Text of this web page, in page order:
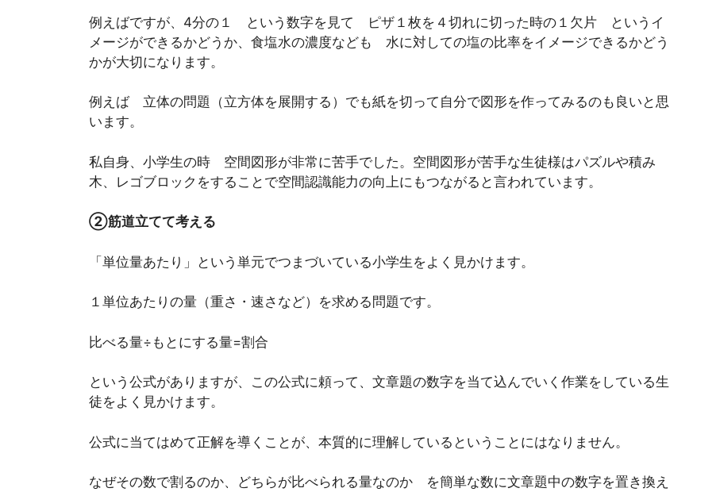
例えばですが、4分の１ という数字を見て ピザ１枚を４切れに切った時の１欠片 というイ
メージができるかどうか、食塩水の濃度なども 水に対しての塩の比率をイメージできるかどう
かが大切になります。
例えば 立体の問題（立方体を展開する）でも紙を切って自分で図形を作ってみるのも良いと思
います。
私自身、小学生の時 空間図形が非常に苦手でした。空間図形が苦手な生徒様はパズルや積み
木、レゴブロックをすることで空間認識能力の向上にもつながると言われています。
②筋道立てて考える
「単位量あたり」という単元でつまづいている小学生をよく見かけます。
１単位あたりの量（重さ・速さなど）を求める問題です。
比べる量÷もとにする量=割合
という公式がありますが、この公式に頼って、文章題の数字を当て込んでいく作業をしている生
徒をよく見かけます。
公式に当てはめて正解を導くことが、本質的に理解しているということにはなりません。
なぜその数で割るのか、どちらが比べられる量なのか を簡単な数に文章題中の数字を置き換え